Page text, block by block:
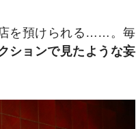
を預けられる……。毎
ションで見たような妄